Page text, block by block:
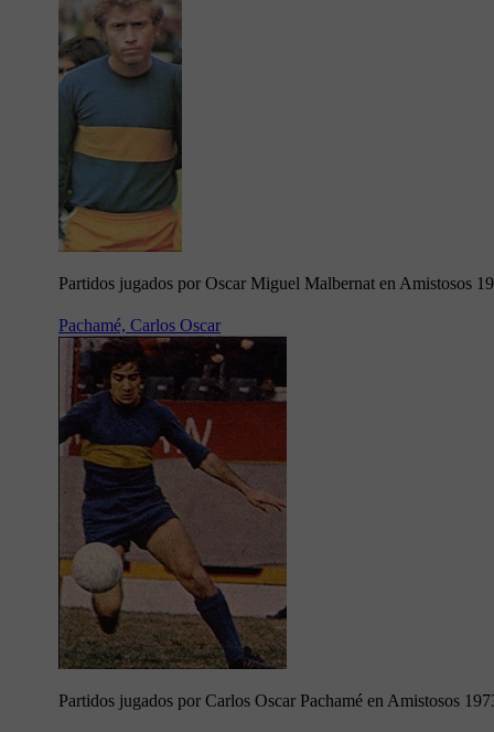
Partidos jugados por Oscar Miguel Malbernat en Amistosos
Pachamé, Carlos Oscar
Partidos jugados por Carlos Oscar Pachamé en Amistosos